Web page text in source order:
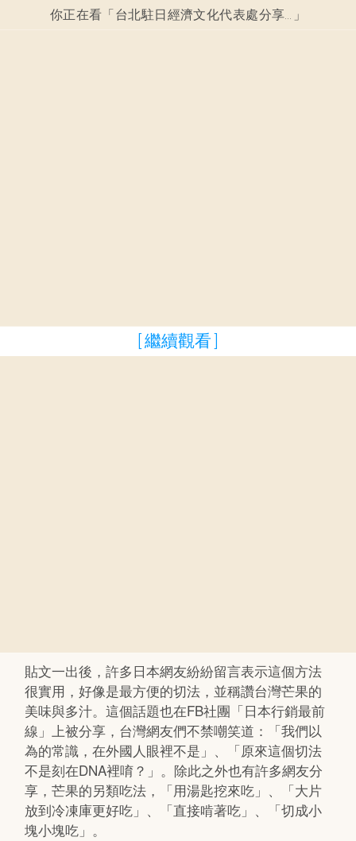
你正在看「 台北駐日經濟文化代表處分享芒果正確切法，引發日本網友讚嘆，台灣網友：這不是常識嗎！ 」
[ 繼續觀看 ]
貼文一出後，許多日本網友紛紛留言表示這個方法
很實用，好像是最方便的切法，並稱讚台灣芒果的
美味與多汁。這個話題也在FB社團「日本行銷最前
線」上被分享，台灣網友們不禁嘲笑道：「我們以
為的常識，在外國人眼裡不是」、「原來這個切法
不是刻在DNA裡唷？」。除此之外也有許多網友分
享，芒果的另類吃法，「用湯匙挖來吃」、「大片
放到冷凍庫更好吃」、「直接啃著吃」、「切成小
塊小塊吃」。